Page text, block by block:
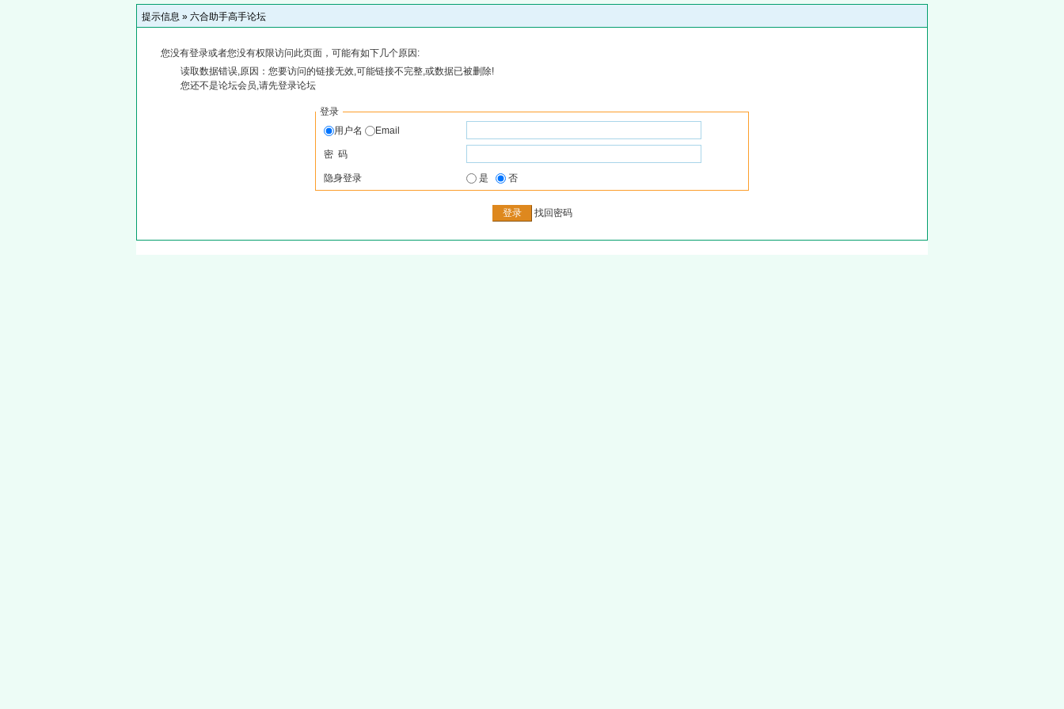
提示信息 » 六合助手高手论坛
您没有登录或者您没有权限访问此页面，可能有如下几个原因:
读取数据错误,原因：您要访问的链接无效,可能链接不完整,或数据已被删除!
您还不是论坛会员,请先登录论坛
登录
用户名
Email
密 码
隐身登录 是 否
找回密码